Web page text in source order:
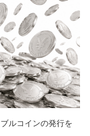
ルコインの発行を